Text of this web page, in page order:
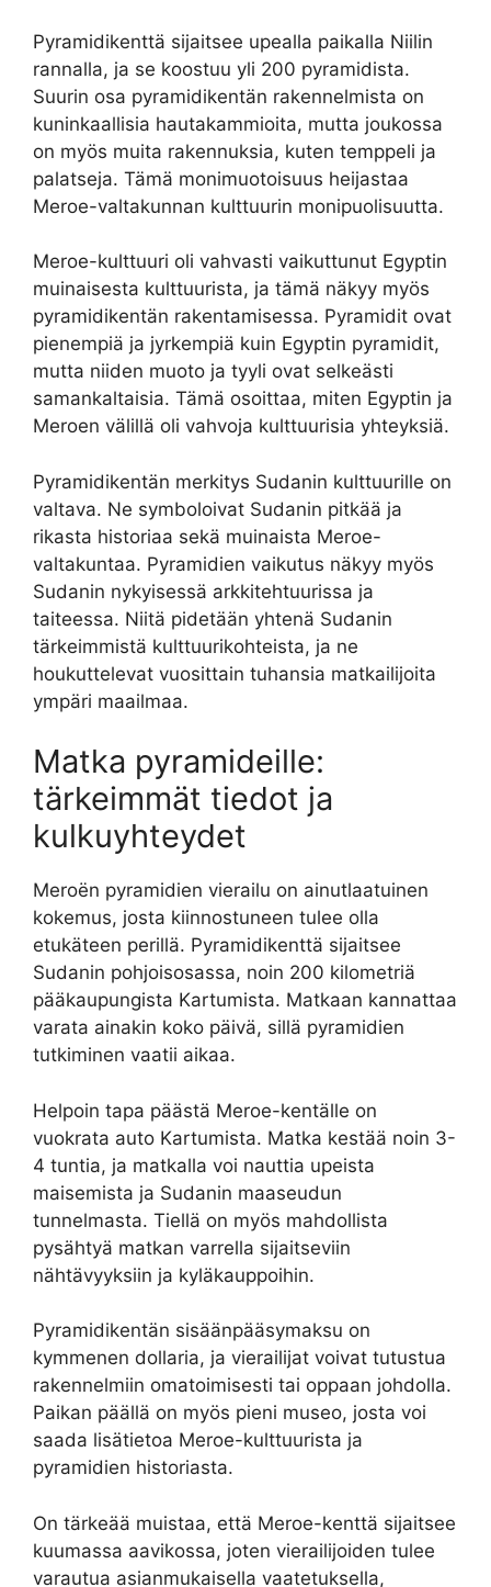
Pyramidikenttä sijaitsee upealla paikalla Niilin
rannalla, ja se koostuu yli 200 pyramidista.
Suurin osa pyramidikentän rakennelmista on
kuninkaallisia hautakammioita, mutta joukossa
on myös muita rakennuksia, kuten temppeli ja
palatseja. Tämä monimuotoisuus heijastaa
Meroe-valtakunnan kulttuurin monipuolisuutta.
Meroe-kulttuuri oli vahvasti vaikuttunut Egyptin
muinaisesta kulttuurista, ja tämä näkyy myös
pyramidikentän rakentamisessa. Pyramidit ovat
pienempiä ja jyrkempiä kuin Egyptin pyramidit,
mutta niiden muoto ja tyyli ovat selkeästi
samankaltaisia. Tämä osoittaa, miten Egyptin ja
Meroen välillä oli vahvoja kulttuurisia yhteyksiä.
Pyramidikentän merkitys Sudanin kulttuurille on
valtava. Ne symboloivat Sudanin pitkää ja
rikasta historiaa sekä muinaista Meroe-
valtakuntaa. Pyramidien vaikutus näkyy myös
Sudanin nykyisessä arkkitehtuurissa ja
taiteessa. Niitä pidetään yhtenä Sudanin
tärkeimmistä kulttuurikohteista, ja ne
houkuttelevat vuosittain tuhansia matkailijoita
ympäri maailmaa.
Matka pyramideille:
tärkeimmät tiedot ja
kulkuyhteydet
Meroën pyramidien vierailu on ainutlaatuinen
kokemus, josta kiinnostuneen tulee olla
etukäteen perillä. Pyramidikenttä sijaitsee
Sudanin pohjoisosassa, noin 200 kilometriä
pääkaupungista Kartumista. Matkaan kannattaa
varata ainakin koko päivä, sillä pyramidien
tutkiminen vaatii aikaa.
Helpoin tapa päästä Meroe-kentälle on
vuokrata auto Kartumista. Matka kestää noin 3-
4 tuntia, ja matkalla voi nauttia upeista
maisemista ja Sudanin maaseudun
tunnelmasta. Tiellä on myös mahdollista
pysähtyä matkan varrella sijaitseviin
nähtävyyksiin ja kyläkauppoihin.
Pyramidikentän sisäänpääsymaksu on
kymmenen dollaria, ja vierailijat voivat tutustua
rakennelmiin omatoimisesti tai oppaan johdolla.
Paikan päällä on myös pieni museo, josta voi
saada lisätietoa Meroe-kulttuurista ja
pyramidien historiasta.
On tärkeää muistaa, että Meroe-kenttä sijaitsee
kuumassa aavikossa, joten vierailijoiden tulee
varautua asianmukaisella vaatetuksella,